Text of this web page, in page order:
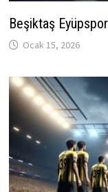
Beşiktaş
Ocak 15, 2026